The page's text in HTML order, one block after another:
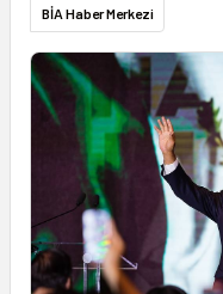
BİA Haber Merkezi